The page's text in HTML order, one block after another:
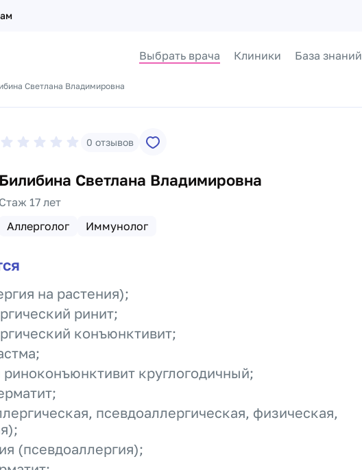
Выбрать врача Клиники База знаний
Светлана Владимировна
0 отзывов
Билибина Светлана Владимировна
Стаж 17 лет
Аллерголог
Иммунолог
на растения);
ринит;
конъюнктивит;
риноконъюнктивит круглогодичный;
псевдоаллергическая, физическая,
(псевдоаллергия);